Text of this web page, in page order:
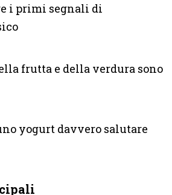
i primi segnali di
frutta e della verdura sono
yogurt davvero salutare